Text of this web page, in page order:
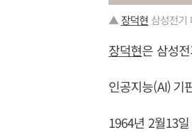
▲ 장덕현 삼성전기
장덕현은 삼성
인공지능(AI) 기
1964년 2월13